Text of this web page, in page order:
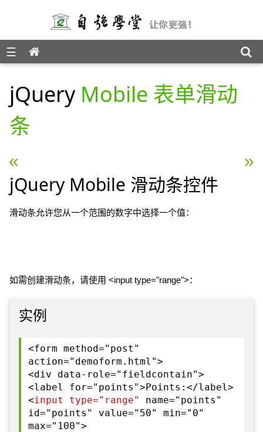
☰
jQuery Mobile 表单滑动
条
« jQuery Mobile 表单选择 jQuery Mobile 滚屏事件
jQuery Mobile 滑动条控件
滑动条允许您从一个范围的数字中选择一个值：
如需创建滑动条，请使用 <input type="range">：
实例
<form method="post"
action="demoform.html">
<div data-role="fieldcontain">
<label for="points">Points:</label>
<input type="range"
name="points"
id="points" value="50" min="0"
max="100">